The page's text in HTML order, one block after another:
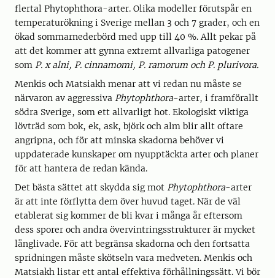
flertal Phytophthora-arter. Olika modeller förutspår en
temperaturökning i Sverige mellan 3 och 7 grader, och en
ökad sommarnederbörd med upp till 40 %. Allt pekar på
att det kommer att gynna extremt allvarliga patogener
som P. x alni, P. cinnamomi, P. ramorum och P. plurivora.
Menkis och Matsiakh menar att vi redan nu måste se
närvaron av aggressiva Phytophthora-arter, i framförallt
södra Sverige, som ett allvarligt hot. Ekologiskt viktiga
lövträd som bok, ek, ask, björk och alm blir allt oftare
angripna, och för att minska skadorna behöver vi
uppdaterade kunskaper om nyupptäckta arter och planer
för att hantera de redan kända.
Det bästa sättet att skydda sig mot Phytophthora-arter
är att inte förflytta dem över huvud taget. När de väl
etablerat sig kommer de bli kvar i många år eftersom
dess sporer och andra övervintringsstrukturer är mycket
långlivade. För att begränsa skadorna och den fortsatta
spridningen måste skötseln vara medveten. Menkis och
Matsiakh listar ett antal effektiva förhållningssätt. Vi bör